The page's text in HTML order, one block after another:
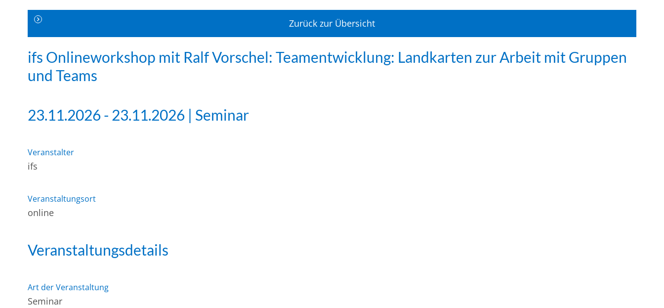
Zurück zur Übersicht
ifs Onlineworkshop mit Ralf Vorschel: Teamentwicklung: Landkarten zur Arbeit mit Gruppen
und Teams
23.11.2026 - 23.11.2026 | Seminar
Veranstalter
ifs
Veranstaltungsort
online
Veranstaltungsdetails
Art der Veranstaltung
Seminar